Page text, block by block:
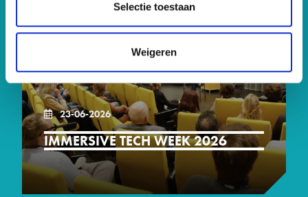
Selectie toestaan
Weigeren
IMMERSIVE TECH WEEK 2026
23-06-2026
23-06-2026 / 25-06-2026
KATOENHUIS, KEILESTRAAT 9C, 3029BP
ROTTERDAM